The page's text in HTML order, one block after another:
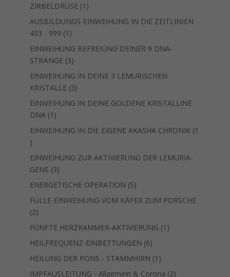
ZIRBELDRÜSE 1 1
Produkt
AUSBILDUNGS-EINWEIHUNG IN DIE ZEITLINIEN
433 - 999 1 1
Produkt
EINWEIHUNG BEFREIUNG DEINER 9 DNA-
STRÄNGE 33
Produkte
EINWEIHUNG IN DEINE 3 LEMURISCHEN
KRISTALLE 33
Produkte
EINWEIHUNG IN DEINE GOLDENE KRISTALLINE
DNA 1 1
Produkt
EINWEIHUNG IN DIE EIGENE AKASHA CHRONIK 1
1
Produkt
EINWEIHUNG ZUR AKTIVIERUNG DER LEMURIA-
GENE 33
Produkte
ENERGETISCHE OPERATION 55
Produkte
FÜLLE-EINWEIHUNG VOM KÄFER ZUM PORSCHE
22
Produkte
FÜNFTE HERZKAMMER-AKTIVIERUNG 1 1
HEILFREQUENZ-EINBETTUNGEN 66
Produkte
HEILUNG DER PONS - STAMMHIRN 1 1
Produkt
IMPFAUSLEITUNG - Allgemein & Corona 22